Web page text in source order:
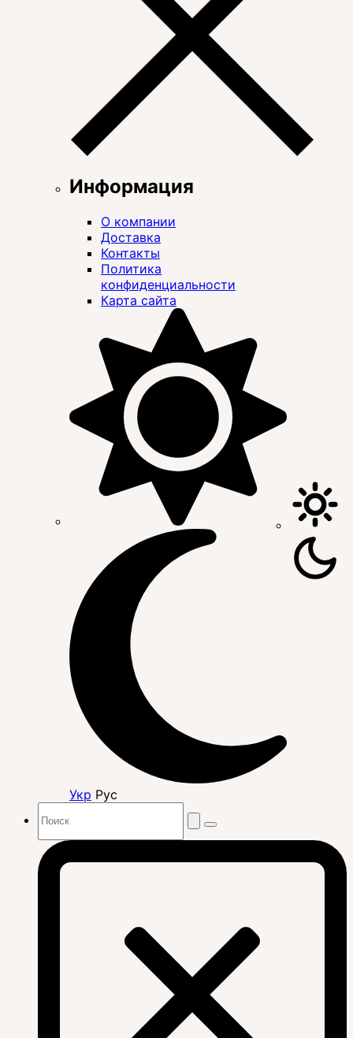
Информация
О компании
Доставка
Контакты
Политика
конфиденциальности
Карта сайта
Укр Рус